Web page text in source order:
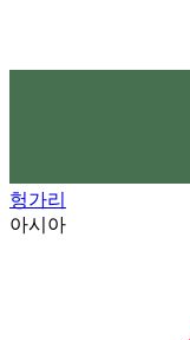
헝가리
아시아